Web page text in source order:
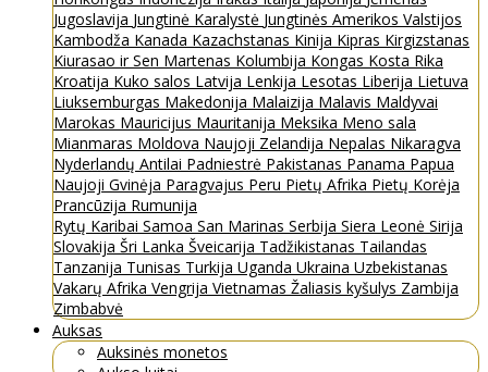
Jugoslavija Jungtinė Karalystė Jungtinės Amerikos Valstijos
Kambodža Kanada Kazachstanas Kinija Kipras Kirgizstanas
Kiurasao ir Sen Martenas Kolumbija Kongas Kosta Rika
Kroatija Kuko salos Latvija Lenkija Lesotas Liberija Lietuva
Liuksemburgas Makedonija Malaizija Malavis Maldyvai
Marokas Mauricijus Mauritanija Meksika Meno sala
Mianmaras Moldova Naujoji Zelandija Nepalas Nikaragva
Nyderlandų Antilai Padniestrė Pakistanas Panama Papua
Naujoji Gvinėja Paragvajus Peru Pietų Afrika Pietų Korėja
Prancūzija Rumunija
Rytų Karibai Samoa San Marinas Serbija Siera Leonė Sirija
Slovakija Šri Lanka Šveicarija Tadžikistanas Tailandas
Tanzanija Tunisas Turkija Uganda Ukraina Uzbekistanas
Vakarų Afrika Vengrija Vietnamas Žaliasis kyšulys Zambija
Zimbabvė
Auksas
Auksinės monetos